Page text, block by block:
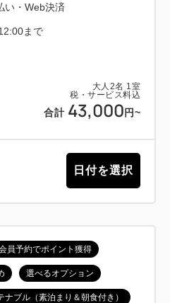
大人 2名 1 室
税・サービス料込
合計 43,000 円~
い・Web決済
まで
日付を選択
員予約でポイント獲得
選べるオプション
ナブル（素泊まり＆朝食付き）